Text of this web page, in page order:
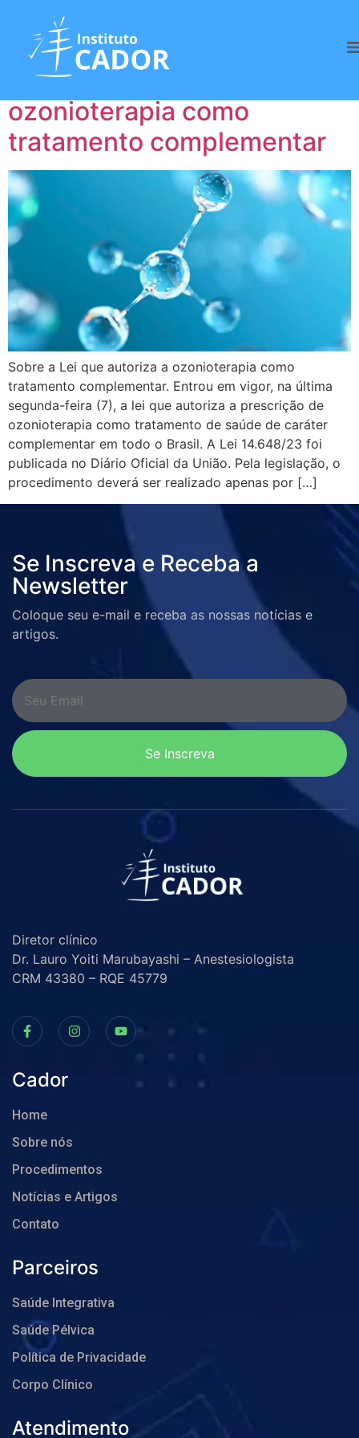
Tag:Lei
Lei que autoriza a
ozonioterapia como
tratamento complementar
Sobre a Lei que autoriza a ozonioterapia como
tratamento complementar. Entrou em vigor, na última
segunda-feira (7), a lei que autoriza a prescrição de
ozonioterapia como tratamento de saúde de caráter
complementar em todo o Brasil. A Lei 14.648/23 foi
publicada no Diário Oficial da União. Pela legislação, o
procedimento deverá ser realizado apenas por […]
Se Inscreva e Receba a
Newsletter
Coloque seu e-mail e receba as nossas notícias e
artigos.
Se Inscreva
Diretor clínico
Dr. Lauro Yoiti Marubayashi – Anestesiologista
CRM 43380 – RQE 45779
Cador
Home
Sobre nós
Procedimentos
Notícias e Artigos
Contato
Parceiros
Saúde Integrativa
Saúde Pélvica
Política de Privacidade
Corpo Clínico
Atendimento